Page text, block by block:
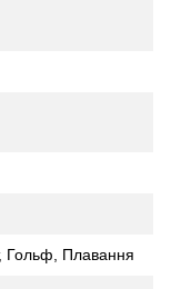
Гольф, Плавання